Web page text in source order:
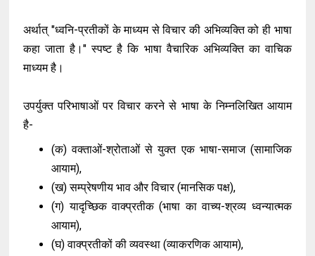
अर्थात् "ध्वनि-प्रतीकों के माध्यम से विचार की अभिव्यक्ति को ही भाषा
कहा जाता है।" स्पष्ट है कि भाषा वैचारिक अभिव्यक्ति का वाचिक
माध्यम है।
उपर्युक्त परिभाषाओं पर विचार करने से भाषा के निम्नलिखित आयाम
है-
(क) वक्ताओं-श्रोताओं से युक्त एक भाषा-समाज (सामाजिक
आयाम),
(ख) सम्प्रेषणीय भाव और विचार (मानसिक पक्ष),
(ग) यादृच्छिक वाक्प्रतीक (भाषा का वाच्य-श्रव्य ध्वन्यात्मक
आयाम),
(घ) वाक्प्रतीकों की व्यवस्था (व्याकरणिक आयाम),